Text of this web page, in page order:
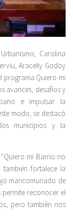
Carolina
Aracelly Godoy
programa Quiero mi
avances, desafíos y
e impulsar la
modo, se destacó
municipios y la
mi Barrio no
fortalece la
mancomunado de
reconocer el
pero también nos